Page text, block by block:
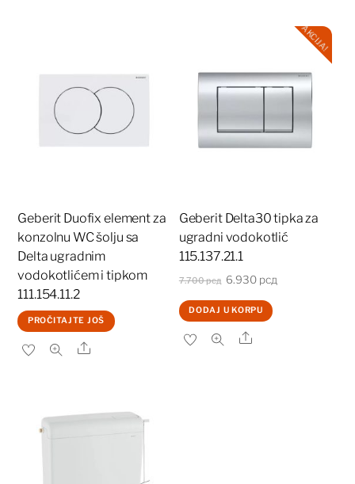
Geberit Duofix element za
konzolnu WC šolju sa
Delta ugradnim
vodokotlićem i tipkom
111.154.11.2
PROČITAJTE JOŠ
Share
AKCIJA!
Geberit Delta30 tipka za
ugradni vodokotlić
115.137.21.1
7.700рсд Originalna
cena
je
bila:
6.930 рсд
DODAJ U KORPU
Share